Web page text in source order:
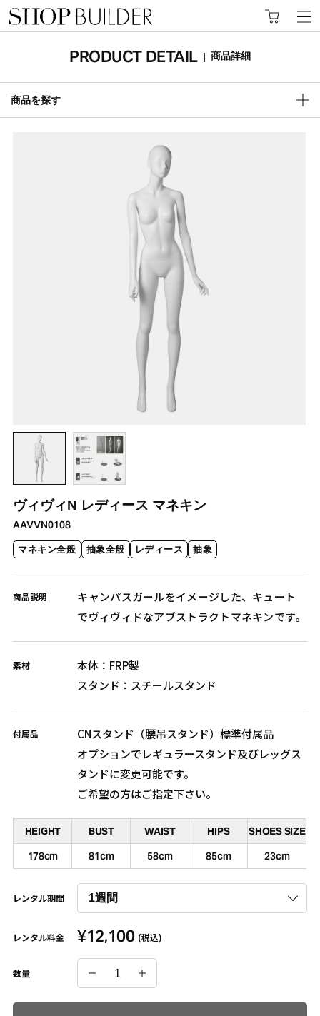
PRODUCT DETAIL | 商品詳細
商品を探す
ヴィヴィN レディース マネキン
AAVVN0108
マネキン全般 抽象全般 レディース 抽象
商品説明
キャンパスガールをイメージした、キュート
でヴィヴィドなアブストラクトマネキンです。
素材
本体：FRP製
スタンド：スチールスタンド
付属品
CNスタンド（腰吊スタンド）標準付属品
オプションでレギュラースタンド及びレッグス
タンドに変更可能です。
ご希望の方はご指定下さい。
HEIGHT BUST WAIST HIPS
SHOES SIZE
178cm
81cm 58cm 85cm 23cm
レンタル期間
レンタル料金 ¥12,100 (税込)
数量
ヴ
ィ